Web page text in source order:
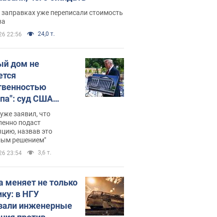
уже переписали стоимость
22:56 24,0 т.
дом не
суд США
зала
400 млн
заявил, что
подаст
назвав это
решением"
23:54 3,6 т.
меняет не только
в НГУ
инженерные